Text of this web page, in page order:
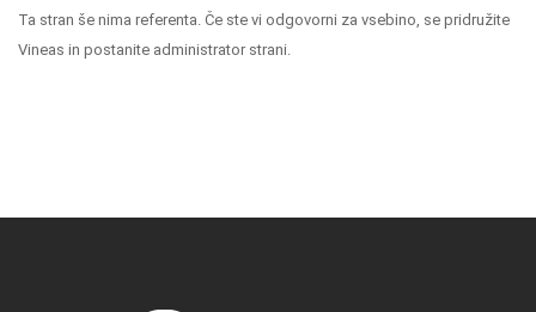
Ta stran še nima referenta. Če ste vi odgovorni za vsebino, se pridružite
Vineas in postanite administrator strani.